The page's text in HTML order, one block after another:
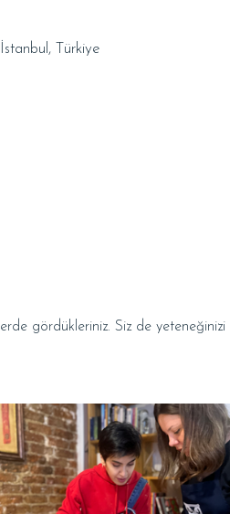
Türkiye
gördükleriniz. Siz de yeteneğinizi